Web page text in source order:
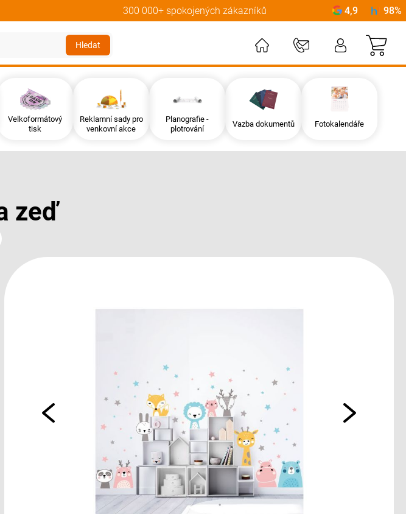
300 000+ spokojených zákazníků 4,9 98%
Hledat
Velkoformátový
tisk
Reklamní sady pro
venkovní akce
Planografie -
plotrování
Vazba dokumentů Fotokalendáře
zeď